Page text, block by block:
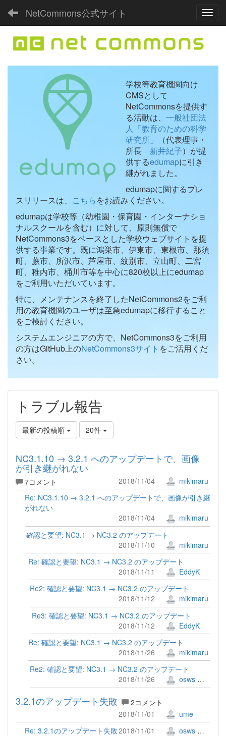
NetCommons公式サイト
学校等教育機関向け
CMSとして
NetCommonsを提供す
る活動は、 一般社団法
人「教育のための科学
研究所」
（代表理事・
所長 新井紀子）が提
供するedumapに引き
継がれました。
edumapに関するプレ
スリリースは、 こちらをお読みください。
edumapは学校等（幼稚園・保育園・インターナショ
ナルスクールを含む）に対して、原則無償で
NetCommons3をベースとした学校ウェブサイトを提
供する事業です。既に鴻巣市、伊東市、東根市、那須
町、蕨市、所沢市、芦屋市、紋別市、立山町、二宮
町、稚内市、桶川市等を中心に820校以上にedumap
をご利用いただいています。
特に、メンテナンスを終了したNetCommons2をご利
用の教育機関のユーザは至急edumapに移行すること
をご検討ください。
システムエンジニアの方で、NetCommons3をご利用
の方はGitHub上のNetCommons3サイト をご活用くだ
さい。
トラブル報告
最新の投稿順 20件
NC3.1.10 → 3.2.1 へのアップデートで、画像
が引き継がれない
7コメント 2018/11/04
mikimaru
Re: NC3.1.10 → 3.2.1 へのアップデートで、画像が引き継
がれない
2018/11/04
mikimaru
確認と要望: NC3.1 → NC3.2 のアップデート
2018/11/10
mikimaru
Re: 確認と要望: NC3.1 → NC3.2 のアップデート
2018/11/11
EddyK
Re2: 確認と要望: NC3.1 → NC3.2 のアップデート
2018/11/12
mikimaru
Re3: 確認と要望: NC3.1 → NC3.2 のアップデート
2018/11/12
EddyK
Re: 確認と要望: NC3.1 → NC3.2 のアップデート
2018/11/26
mikimaru
Re2: 確認と要望: NC3.1 → NC3.2 のアップデート
2018/11/26
osws 牟田口 満
3.2.1のアップデート失敗
2コメント
2018/11/01
ume
Re: 3.2.1のアップデート失敗2018/11/01
osws 牟田口 満